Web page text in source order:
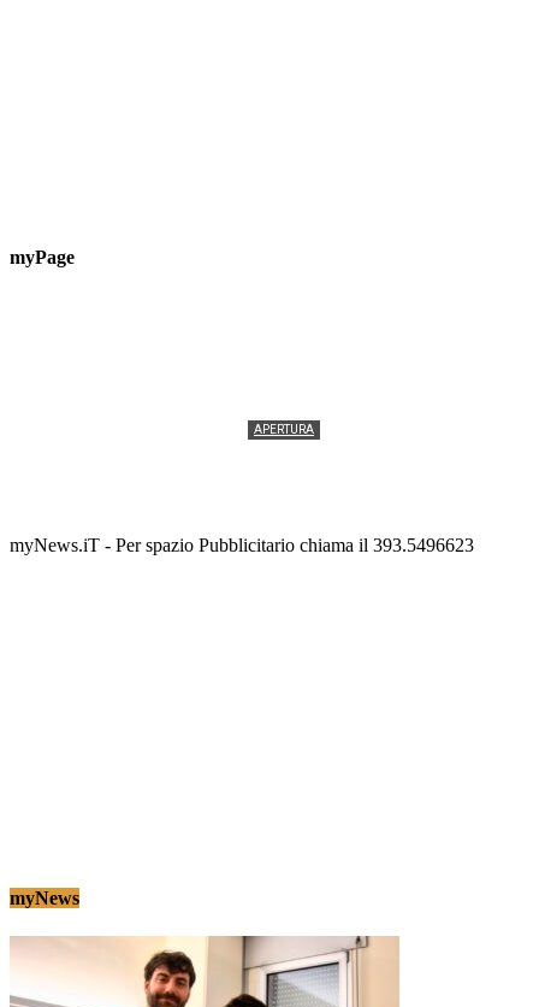
myPage
APERTURA
myNews.iT - Per spazio Pubblicitario chiama il 393.5496623
myNews